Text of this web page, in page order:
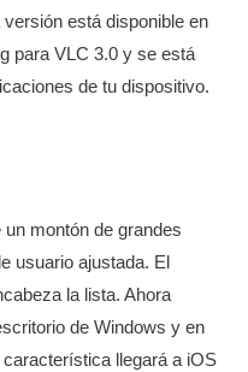
está disponible en
para VLC 3.0 y se está
de tu dispositivo.
montón de grandes
usuario ajustada. El
la lista. Ahora
de Windows y en
llegará a iOS